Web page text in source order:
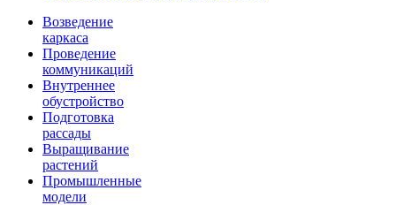
Возведение
каркаса
Проведение
коммуникаций
Внутреннее
обустройство
Подготовка
рассады
Выращивание
растений
Промышленные
модели